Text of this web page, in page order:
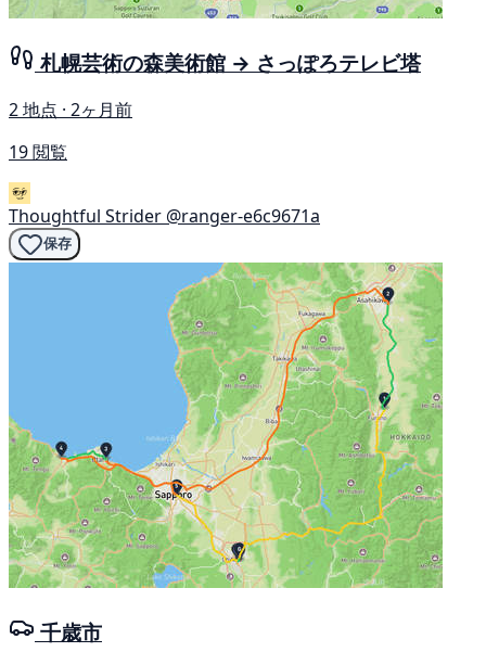
札幌芸術の森美術館 → さっぽろテレビ塔
2 地点 · 2ヶ月前
19 閲覧
Thoughtful Strider @ranger-e6c9671a
保存
千歳市